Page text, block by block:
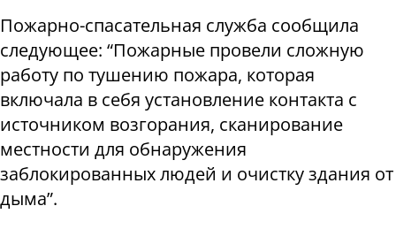
Пожарно-спасательная служба сообщила
следующее: “Пожарные провели сложную
работу по тушению пожара, которая
включала в себя установление контакта с
источником возгорания, сканирование
местности для обнаружения
заблокированных людей и очистку здания от
дыма”.